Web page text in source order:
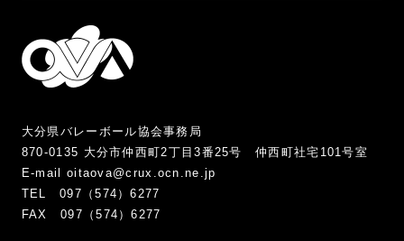
大分県バレーボール協会事務局
870-0135 大分市仲西町2丁目3番25号 仲西町社宅101号室
E-mail oitaova@crux.ocn.ne.jp
TEL 097（574）6277
FAX 097（574）6277